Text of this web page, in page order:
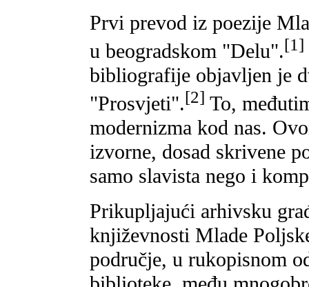
Prvi prevod iz poezije
u beogradskom "Delu".[1]
bibliografije objavljen je
"Prosvjeti".[2] To,
modernizma kod nas.
izvorne, dosad skrivene
samo slavista nego i
Prikupljajući arhivsku
književnosti Mlade
područje, u rukopisnom